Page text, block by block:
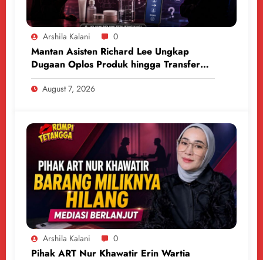
Arshila Kalani 0
Mantan Asisten Richard Lee Ungkap
Dugaan Oplos Produk hingga Transfer
Uang
August 7, 2026
Arshila Kalani 0
Pihak ART Nur Khawatir Erin Wartia